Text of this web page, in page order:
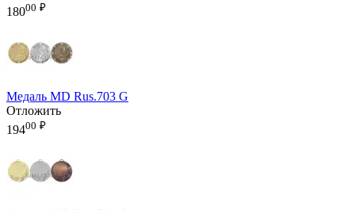
18000 ₽
Медаль MD Rus.703 G
Отложить
19400 ₽